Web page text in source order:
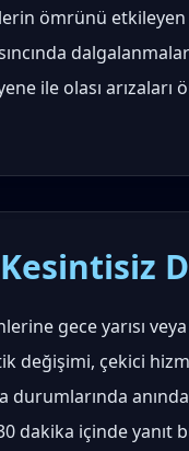
ömrünü etkileyen
ile olası
gece yarısı
değişimi, çekici
durumlarında
dakika içinde yanıt